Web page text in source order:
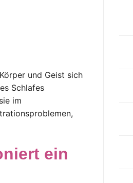
und Geist sich
Schlafes
im
ein